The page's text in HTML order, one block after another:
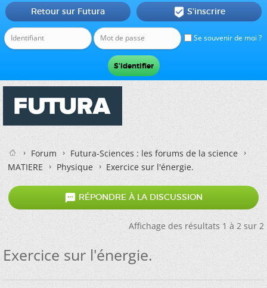
Se souvenir de moi ?
Retour sur Futura  S'inscrire
Forum
Futura-Sciences : les forums de la science
MATIERE
Physique Exercice sur l'énergie.
 RÉPONDRE À LA DISCUSSION
Affichage des résultats 1 à 2 sur 2
Exercice sur l'énergie.